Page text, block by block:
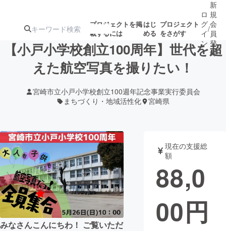
プロジェクトを掲
載するには
はじ
める
プロジェクト
をさがす
ジェクト
注目のリ
ターン
注目の新着プロ
ジェクト
募集終了が近いプ
ロジェクト
もうすぐ公開
されます
アート・写真
テクノロジー・ガジェット
映像・映画 書籍・雑誌
ビジネス・起業
ロ
グ
イ
ン
/
新
規
会
員
登
録
【小戸小学校創立100周年】世代を超
えた航空写真を撮りたい！
宮崎市立小戸小学校創立100週年記念事業実行委員会
まちづくり・地域活性化
宮崎県
みなさんこんにちわ！ ご覧いただ
現在の支援総
額
88,0
00円